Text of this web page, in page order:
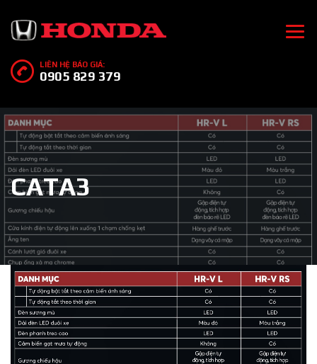
LIÊN HỆ BÁO GIÁ:
0905 829 379
CATA3